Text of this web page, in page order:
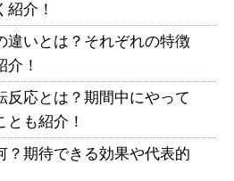
介！
違いとは？それぞれの特徴
！
反応とは？期間中にやって
とも紹介！
？期待できる効果や代表的